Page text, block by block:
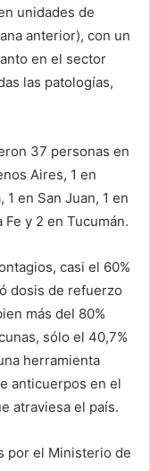
unidades de
anterior), con un
en el sector
las patologías,
37 personas en
Aires, 1 en
1 en San Juan, 1 en
Fe y 2 en Tucumán.
casi el 60%
dosis de refuerzo
más del 80%
sólo el 40,7%
herramienta
anticuerpos en el
atraviesa el país.
por el Ministerio de